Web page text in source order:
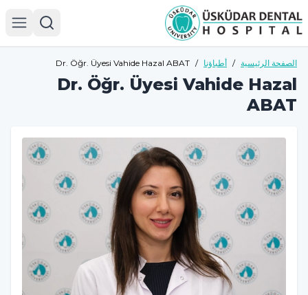
الصفحة الرئيسية / أطباؤنا /
Dr. Öğr. Üyesi Vahide Hazal ABAT
Dr. Öğr. Üyesi Vahide Hazal
ABAT